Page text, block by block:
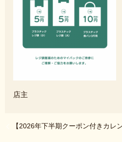
店主
【2026年下半期クーポン付きカレ